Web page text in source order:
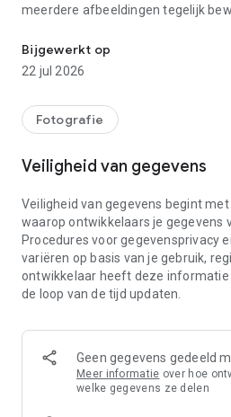
meerdere afbeeldingen tegelijk
Belangrijkste functies:
horizontaal met één tik.
* Draai Afbeeldingen: Draai je
* Batchverwerking: Bewerk
* Eenvoudig Delen: Deel je
vrienden en familie op sociale
* Gebruikersvriendelijke Interface:
gebruiken, waardoor fotobewerking
iedereen.
* Output van Hoge Kwaliteit:
Waarom kiezen voor Beeld Flip?
* Perfect voor Selfies: Flip en
Bijgewerkt op
22 jul 2026
Fotografie
Veiligheid van gegevens
Veiligheid van gegevens begint
waarop ontwikkelaars je gegevens
Procedures voor gegevensprivacy
variëren op basis van je gebruik,
ontwikkelaar heeft deze informatie
de loop van de tijd updaten.
Geen gegevens gedeeld
Meer informatie over hoe
welke gegevens ze delen